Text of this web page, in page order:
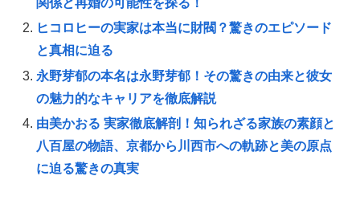
関係と再婚の可能性を探る！
ヒコロヒーの実家は本当に財閥？驚きのエピソード
と真相に迫る
永野芽郁の本名は永野芽郁！その驚きの由来と彼女
の魅力的なキャリアを徹底解説
由美かおる 実家徹底解剖！知られざる家族の素顔と
八百屋の物語、京都から川西市への軌跡と美の原点
に迫る驚きの真実